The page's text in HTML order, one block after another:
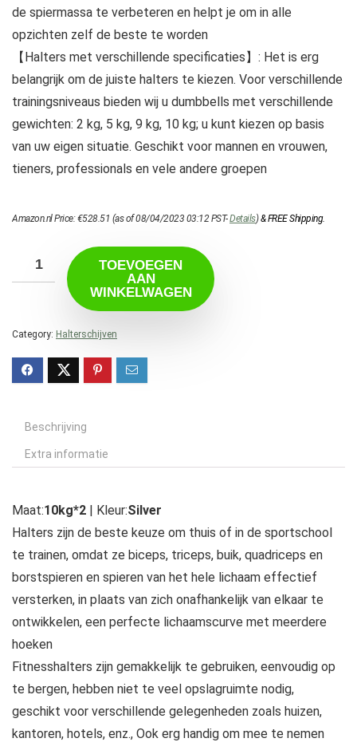
de spiermassa te verbeteren en helpt je om in alle
opzichten zelf de beste te worden
【Halters met verschillende specificaties】: Het is erg
belangrijk om de juiste halters te kiezen. Voor verschillende
trainingsniveaus bieden wij u dumbbells met verschillende
gewichten: 2 kg, 5 kg, 9 kg, 10 kg; u kunt kiezen op basis
van uw eigen situatie. Geschikt voor mannen en vrouwen,
tieners, professionals en vele andere groepen
Amazon.nl Price:€528.51 (as of 08/04/2023 03:12 PST-Details)&FREE Shipping.
TOEVOEGEN
AAN
WINKELWAGEN
Category: Halterschijven
Beschrijving
Extra informatie
Maat:10kg*2 | Kleur:Silver
Halters zijn de beste keuze om thuis of in de sportschool
te trainen, omdat ze biceps, triceps, buik, quadriceps en
borstspieren en spieren van het hele lichaam effectief
versterken, in plaats van zich onafhankelijk van elkaar te
ontwikkelen, een perfecte lichaamscurve met meerdere
hoeken
Fitnesshalters zijn gemakkelijk te gebruiken, eenvoudig op
te bergen, hebben niet te veel opslagruimte nodig,
geschikt voor verschillende gelegenheden zoals huizen,
kantoren, hotels, enz., Ook erg handig om mee te nemen